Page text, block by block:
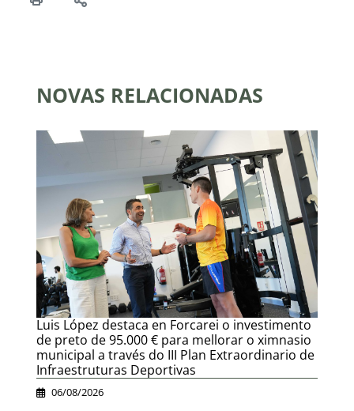
NOVAS RELACIONADAS
Luis López destaca en Forcarei o investimento
de preto de 95.000 € para mellorar o ximnasio
municipal a través do III Plan Extraordinario de
Infraestruturas Deportivas
06/08/2026